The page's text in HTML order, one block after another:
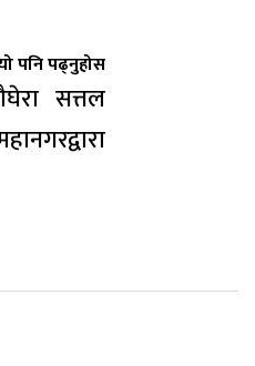
पनि पढ्नुहोस
सत्तल